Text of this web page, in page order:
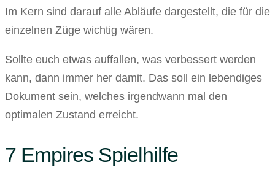
Im Kern sind darauf alle Abläufe dargestellt, die für die
einzelnen Züge wichtig wären.
Sollte euch etwas auffallen, was verbessert werden
kann, dann immer her damit. Das soll ein lebendiges
Dokument sein, welches irgendwann mal den
optimalen Zustand erreicht.
7 Empires Spielhilfe